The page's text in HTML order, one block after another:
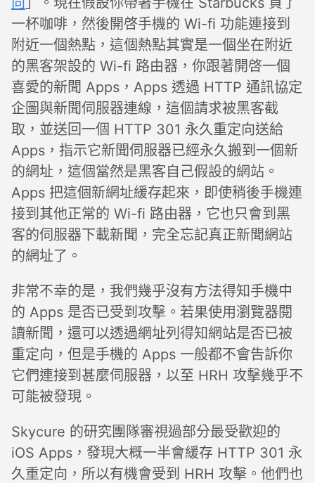
一杯咖啡，然後開啓手機的 Wi-fi 功能連接到
附近一個熱點，這個熱點其實是一個坐在附近
的黑客架設的 Wi-fi 路由器，你跟著開啓一個
喜愛的新聞 Apps，Apps 透過 HTTP 通訊協定
企圖與新聞伺服器連線，這個請求被黑客截
取，並送回一個 HTTP 301 永久重定向送給
Apps，指示它新聞伺服器已經永久搬到一個新
的網址，這個當然是黑客自己假設的網站。
Apps 把這個新網址緩存起來，即使稍後手機連
接到其他正常的 Wi-fi 路由器，它也只會到黑
客的伺服器下載新聞，完全忘記真正新聞網站
的網址了。
非常不幸的是，我們幾乎沒有方法得知手機中
的 Apps 是否已受到攻擊。若果使用瀏覽器閱
讀新聞，還可以透過網址列得知網站是否已被
重定向，但是手機的 Apps 一般都不會告訴你
它們連接到甚麼伺服器，以至 HRH 攻擊幾乎不
可能被發現。
Skycure 的研究團隊審視過部分最受歡迎的
iOS Apps，發現大概一半會緩存 HTTP 301 永
久重定向，所以有機會受到 HRH 攻擊。他們也